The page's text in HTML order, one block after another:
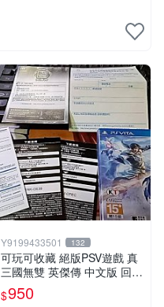
Y9199433501 132
可玩可收藏 絕版PSV遊戲 真
三國無雙 英傑傳 中文版 回函
特典卡齊全
$950